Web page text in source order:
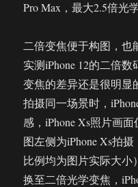
Pro Max，最大2.5倍光
二倍变焦便于构图，也
实测iPhone 12的二倍
变焦的差异还是很明显
拍摄同一场景时，
感，iPhone Xs照片画
图左侧为iPhone Xs拍
比例均为图片实际大小
换至二倍光学变焦，